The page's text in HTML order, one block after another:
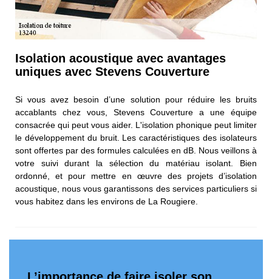
Isolation acoustique avec avantages
uniques avec Stevens Couverture
Si vous avez besoin d’une solution pour réduire les bruits
accablants chez vous, Stevens Couverture a une équipe
consacrée qui peut vous aider. L'isolation phonique peut limiter
le développement du bruit. Les caractéristiques des isolateurs
sont offertes par des formules calculées en dB. Nous veillons à
votre suivi durant la sélection du matériau isolant. Bien
ordonné, et pour mettre en œuvre des projets d’isolation
acoustique, nous vous garantissons des services particuliers si
vous habitez dans les environs de La Rougiere.